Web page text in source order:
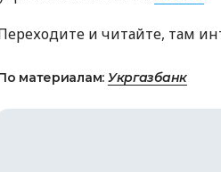
и читайте, там
материалам: Укргазбанк